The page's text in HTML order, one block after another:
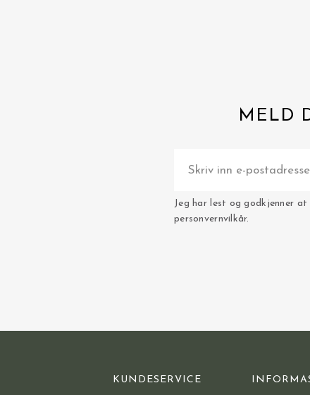
MELD
Jeg har lest og godkjenner
personvernvilkår.
KUNDESERVICE